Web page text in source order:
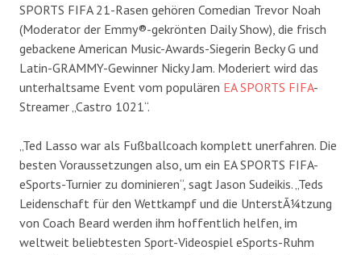
SPORTS FIFA 21-Rasen gehören Comedian Trevor Noah
(Moderator der Emmy®-gekrönten Daily Show), die frisch
gebackene American Music-Awards-Siegerin Becky G und
Latin-GRAMMY-Gewinner Nicky Jam. Moderiert wird das
unterhaltsame Event vom populären EA SPORTS FIFA-
Streamer „Castro 1021“.
„Ted Lasso war als Fußballcoach komplett unerfahren. Die
besten Voraussetzungen also, um ein EA SPORTS FIFA-
eSports-Turnier zu dominieren“, sagt Jason Sudeikis. „Teds
Leidenschaft für den Wettkampf und die UnterstÃ¼tzung
von Coach Beard werden ihm hoffentlich helfen, im
weltweit beliebtesten Sport-Videospiel eSports-Ruhm